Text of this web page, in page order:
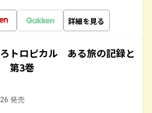
詳細を見る
トロピカル ある旅の記録と
第3巻
発売